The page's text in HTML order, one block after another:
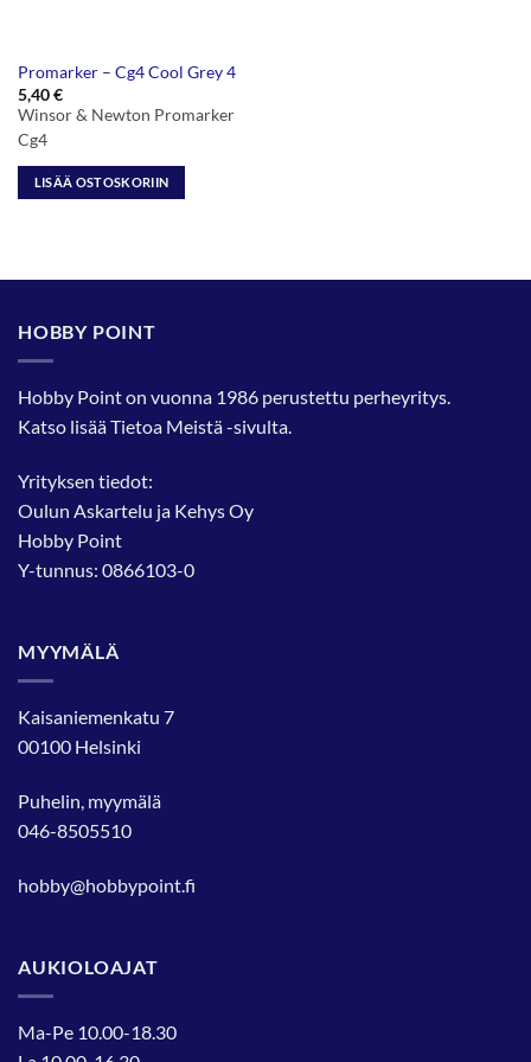
Promarker – Cg4 Cool Grey 4
5,40€
Winsor & Newton Promarker
Cg4
LISÄÄ OSTOSKORIIN
HOBBY POINT
Hobby Point on vuonna 1986 perustettu perheyritys.
Katso lisääTietoa Meistä-sivulta.
Yrityksen tiedot:
Oulun Askartelu ja Kehys Oy
Hobby Point
Y-tunnus: 0866103-0
MYYMÄLÄ
Kaisaniemenkatu 7
00100 Helsinki
Puhelin, myymälä
046-8505510
hobby@hobbypoint.fi
AUKIOLOAJAT
Ma-Pe 10.00-18.30